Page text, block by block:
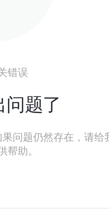
错误
问题了
问题仍然存在，请给
帮助。